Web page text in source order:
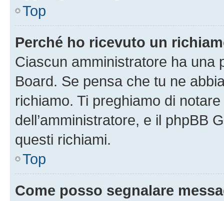
Top
Perché ho ricevuto un
Ciascun amministratore ha una
Board. Se pensa che tu ne
richiamo. Ti preghiamo di
dell’amministratore, e il phpBB
questi richiami.
Top
Come posso segnalare